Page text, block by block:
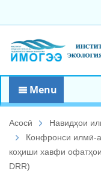
Menu
Асосӣ Навидҳои
Конфронси илмӣ-
коҳиши хавфи
DRR)